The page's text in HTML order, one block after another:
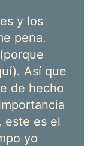
y los
pena.
Así que
de hecho
este es el
yo